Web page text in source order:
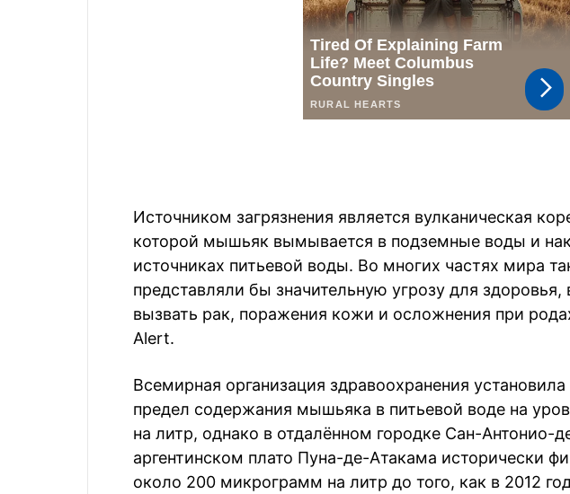
Источником загрязнения является вулканическая
которой мышьяк вымывается в подземные воды и
источниках питьевой воды. Во многих частях мира
представляли бы значительную угрозу для
вызвать рак, поражения кожи и осложнения при
Alert.
Всемирная организация здравоохранения
предел содержания мышьяка в питьевой воде на
на литр, однако в отдалённом городке Сан-Антонио-
аргентинском плато Пуна-де-Атакама исторически
около 200 микрограмм на литр до того, как в 2012